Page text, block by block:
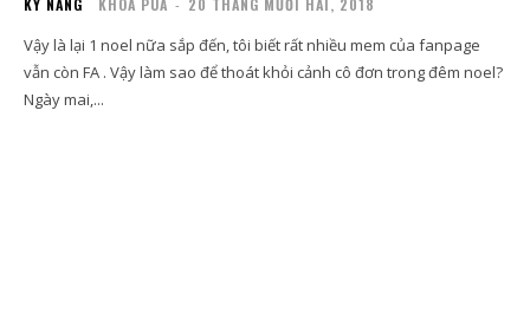
KỸ NĂNG KHOA PUA - 20 THÁNG MƯỜI HAI, 2018
Vậy là lại 1 noel nữa sắp đến, tôi biết rất nhiều mem của fanpage
vẫn còn FA . Vậy làm sao để thoát khỏi cảnh cô đơn trong đêm noel?
Ngày mai,...